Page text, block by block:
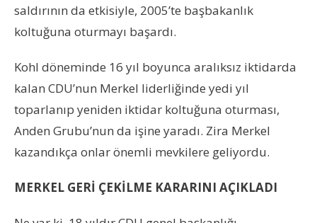
saldırının da etkisiyle, 2005’te başbakanlık
koltuğuna oturmayı başardı.
Kohl döneminde 16 yıl boyunca aralıksız iktidarda
kalan CDU’nun Merkel liderliğinde yedi yıl
toparlanıp yeniden iktidar koltuğuna oturması,
Anden Grubu’nun da işine yaradı. Zira Merkel
kazandıkça onlar önemli mevkilere geliyordu.
MERKEL GERİ ÇEKİLME KARARINI AÇIKLADI